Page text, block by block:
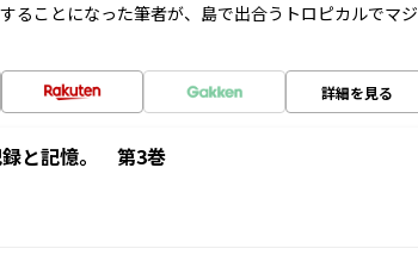
ることになった筆者が、島で出合うトロピカルでマジ
詳細を見る
と記憶。 第3巻